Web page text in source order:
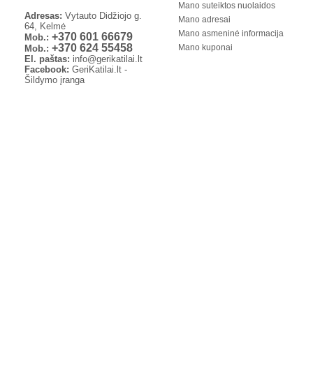
Adresas: Vytauto Didžiojo g.
64, Kelmė
Mob.: +370 601 66679
Mob.: +370 624 55458
El. paštas: info@gerikatilai.lt
Facebook: GeriKatilai.lt -
Šildymo įranga
Mano suteiktos nuolaidos
Mano adresai
Mano asmeninė informacija
Mano kuponai